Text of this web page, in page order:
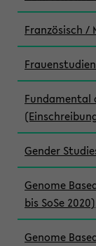
Französisch /
Fundamental
Gender
Genome
bis SoSe 2020)
Genome